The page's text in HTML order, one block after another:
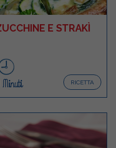
E STRAKÌ
RICETTA